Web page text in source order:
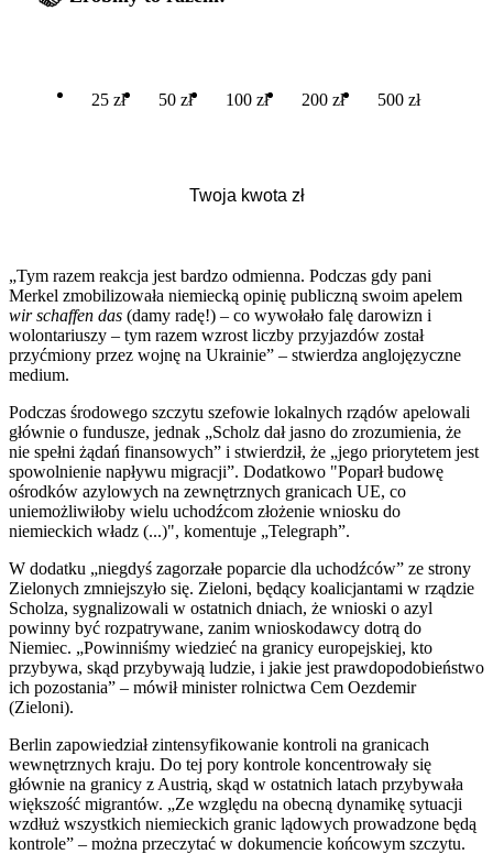
25 zł 50 zł 100 zł 200 zł 500 zł
„Tym razem reakcja jest bardzo odmienna. Podczas gdy pani
Merkel zmobilizowała niemiecką opinię publiczną swoim apelem
wir schaffen das (damy radę!) – co wywołało falę darowizn i
wolontariuszy – tym razem wzrost liczby przyjazdów został
przyćmiony przez wojnę na Ukrainie” – stwierdza anglojęzyczne
medium.
Podczas środowego szczytu szefowie lokalnych rządów apelowali
głównie o fundusze, jednak „Scholz dał jasno do zrozumienia, że
nie spełni żądań finansowych” i stwierdził, że „jego priorytetem jest
spowolnienie napływu migracji”. Dodatkowo "Poparł budowę
ośrodków azylowych na zewnętrznych granicach UE, co
uniemożliwiłoby wielu uchodźcom złożenie wniosku do
niemieckich władz (...)", komentuje „Telegraph”.
W dodatku „niegdyś zagorzałe poparcie dla uchodźców” ze strony
Zielonych zmniejszyło się. Zieloni, będący koalicjantami w rządzie
Scholza, sygnalizowali w ostatnich dniach, że wnioski o azyl
powinny być rozpatrywane, zanim wnioskodawcy dotrą do
Niemiec. „Powinniśmy wiedzieć na granicy europejskiej, kto
przybywa, skąd przybywają ludzie, i jakie jest prawdopodobieństwo
ich pozostania” – mówił minister rolnictwa Cem Oezdemir
(Zieloni).
Berlin zapowiedział zintensyfikowanie kontroli na granicach
wewnętrznych kraju. Do tej pory kontrole koncentrowały się
głównie na granicy z Austrią, skąd w ostatnich latach przybywała
większość migrantów. „Ze względu na obecną dynamikę sytuacji
wzdłuż wszystkich niemieckich granic lądowych prowadzone będą
kontrole” – można przeczytać w dokumencie końcowym szczytu.